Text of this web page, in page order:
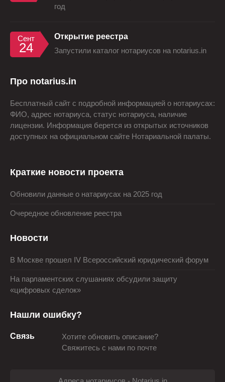
год
Сент
24
Открытие реестра
Запустили каталог нотариусов на notarius.in
Про notarius.in
Бесплатный сайт с подробной информацией о нотариусах:
ФИО, адрес нотариуса, статус нотариуса, наличие
лицензии. Информация берется из открытых источников
доступных на официальном сайте Нотариальной палаты.
Краткие новости проекта
Обновили данные о натариусах на 2025 год
Очередное обновление реестра
Новости
В Москве прошел IV Всероссийский юридический форум
На парламентских слушаниях обсудили защиту
«цифровых сделок»
Нашли ошибку?
Связь
Хотите обновить описание?
Свяжитесь с нами по почте